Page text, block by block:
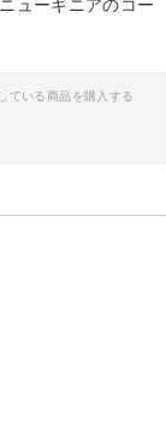
ューギニアのコー
ている商品を購入する